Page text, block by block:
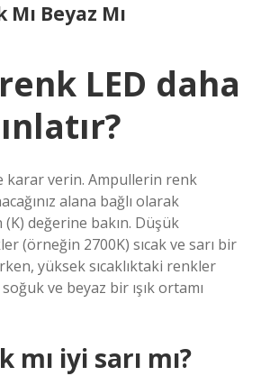
Mı Beyaz Mı
LED daha
karar verin. Ampullerin renk
alana bağlı olarak
değerine bakın. Düşük
(örneğin 2700K) sıcak ve sarı bir
yüksek sıcaklıktaki renkler
ve beyaz bir ışık ortamı
mı iyi sarı mı?